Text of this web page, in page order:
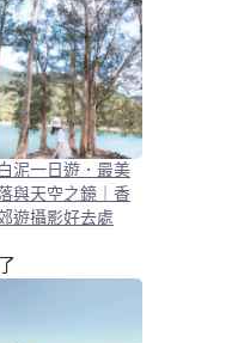
泥一日遊．最美
與天空之鏡｜香
遊攝影好去處